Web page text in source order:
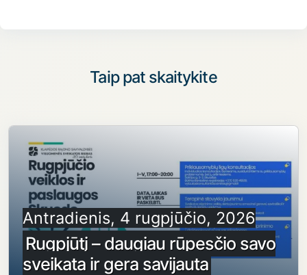
Taip pat skaitykite
Antradienis, 4 rugpjūčio, 2026
Rugpjūtį – daugiau rūpesčio savo
sveikata ir gera savijauta